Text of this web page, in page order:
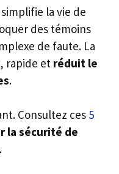
la vie de
des témoins
de faute. La
rapide et réduit le
.
Consultez ces 5
la sécurité de
.